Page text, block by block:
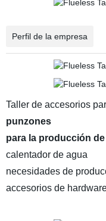
Perfil de la empresa
Taller de accesorios
punzones
para la producción
calentador de agua
necesidades de
accesorios de